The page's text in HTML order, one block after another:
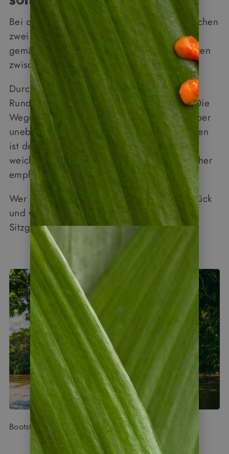
Bei den meisten Wanderungen dauern zwischen
zwei und vier Stunden. Sie gehen in einem
gemächlichen Tempo und die Distanzen liegen
zwischen vier und sechs Kilometern.
Durch die meisten Nationalparks führen
Rundwanderwege, mal kürzer, mal länger. Die
Wege sind typische Waldwege: angelegt, aber
uneben, wurzelig. In regenreicheren Monaten
ist der Boden an manchen Stellen etwas
weicher. Regenfeste Wanderschuhe sind daher
empfehlenswert.
Wer nicht mehr spazieren möchte, geht zurück
und wartet am Eingang. Meist gibt es dort
Sitzgelegenheiten, manchmal mit Café.
Bootstour auf dem Rio Tárcoles